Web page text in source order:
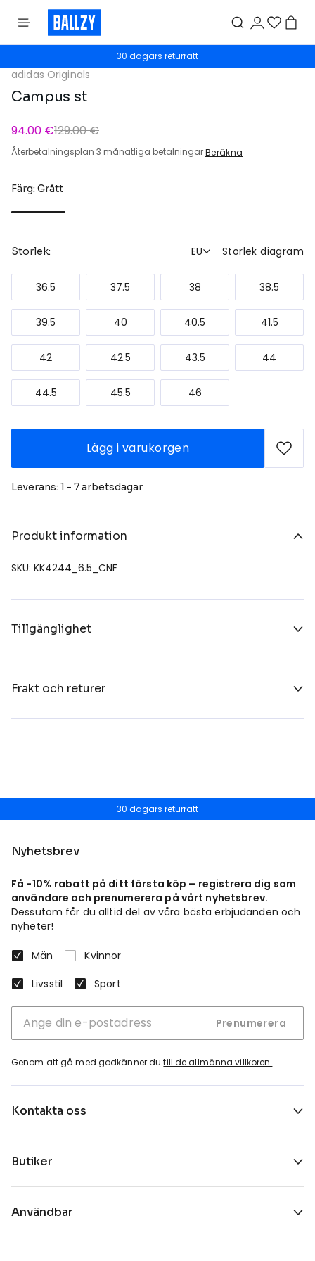
30 dagars returrätt
adidas Originals
Campus st
94.00 €129.00 €
Återbetalningsplan 3 månatliga betalningarBeräkna
Färg: Grått
Storlek: EU Storlek diagram
36.5 37.5 38 38.5
39.5 40 40.5 41.5
42 42.5 43.5 44
44.5 45.5 46
Lägg i varukorgen
Leverans: 1 - 7 arbetsdagar
Produkt information
SKU: KK4244_6.5_CNF
Tillgänglighet
Frakt och returer
30 dagars returrätt
Nyhetsbrev
Få -10% rabatt på ditt första köp – registrera dig som
användare och prenumerera på vårt nyhetsbrev.
Dessutom får du alltid del av våra bästa erbjudanden och
nyheter!
Män
Kvinnor
Livsstil
Sport
Prenumerera
Genom att gå med godkänner dutill de allmänna villkoren..
Kontakta oss
Butiker
Användbar